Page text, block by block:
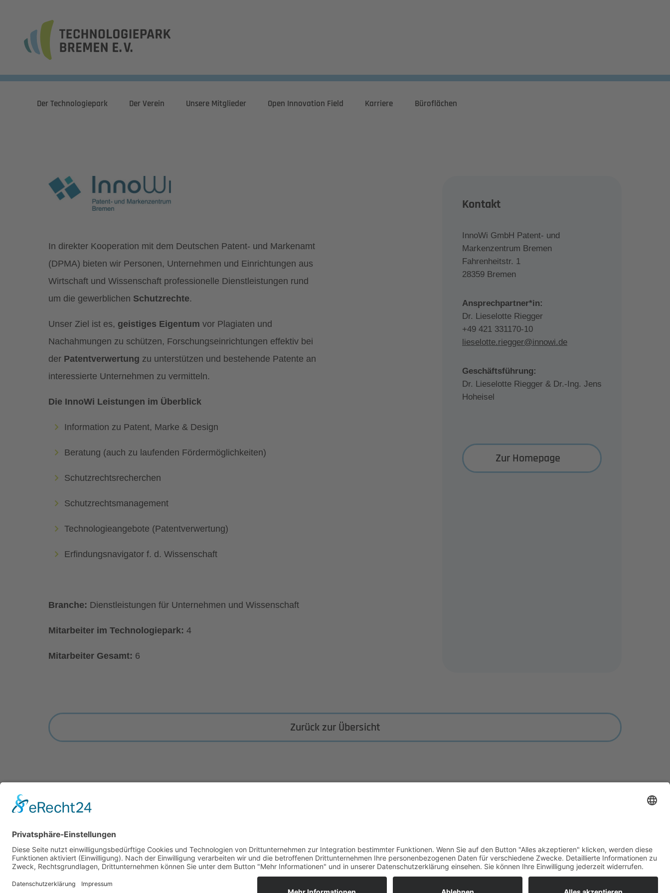
Der Technologiepark Der Verein Unsere Mitglieder Open Innovation Field Karriere Büroflächen
In direkter Kooperation mit dem Deutschen Patent- und Markenamt
(DPMA) bieten wir Personen, Unternehmen und Einrichtungen aus
Wirtschaft und Wissenschaft professionelle Dienstleistungen rund
um die gewerblichen Schutzrechte.
Unser Ziel ist es, geistiges Eigentum vor Plagiaten und
Nachahmungen zu schützen, Forschungseinrichtungen effektiv bei
der Patentverwertung zu unterstützen und bestehende Patente an
interessierte Unternehmen zu vermitteln.
Die InnoWi Leistungen im Überblick
Information zu Patent, Marke & Design
Beratung (auch zu laufenden Fördermöglichkeiten)
Schutzrechtsrecherchen
Schutzrechtsmanagement
Technologieangebote (Patentverwertung)
Erfindungsnavigator f. d. Wissenschaft
Branche: Dienstleistungen für Unternehmen und Wissenschaft
Mitarbeiter im Technologiepark: 4
Mitarbeiter Gesamt: 6
Kontakt
InnoWi GmbH Patent- und
Markenzentrum Bremen
Fahrenheitstr. 1
28359 Bremen
Ansprechpartner*in:
Dr. Lieselotte Riegger
+49 421 331170-10
lieselotte.riegger@innowi.de
Geschäftsführung:
Dr. Lieselotte Riegger & Dr.-Ing. Jens
Hoheisel
Zur Homepage
Zurück zur Übersicht